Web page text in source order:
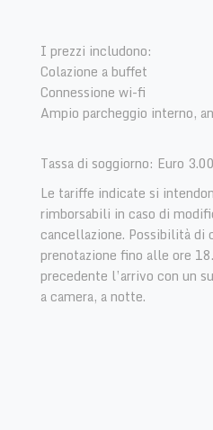
I prezzi includono:
Colazione a buffet
Connessione wi-fi
Ampio parcheggio interno,
Tassa di soggiorno: Euro
Le tariffe indicate si
rimborsabili in caso di
cancellazione. Possibilità di
prenotazione fino alle ore
precedente l’arrivo con un
a camera, a notte.